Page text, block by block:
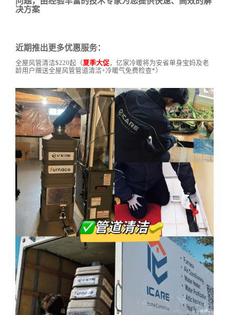
决方案
近期推出更多优惠服务：
全屋风管清洁$220起（夏季大促，亿家冷暖将为安省单身宝妈及老
龄用户赠送全屋风管管道清洁+冷暖气免费检查*）